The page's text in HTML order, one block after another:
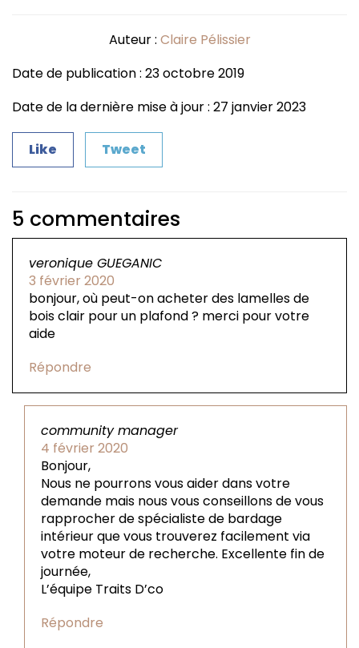
Auteur : Claire Pélissier
Date de publication : 23 octobre 2019
Date de la dernière mise à jour : 27 janvier 2023
Like Tweet
5 commentaires
veronique GUEGANIC
3 février 2020
bonjour, où peut-on acheter des lamelles de
bois clair pour un plafond ? merci pour votre
aide
Répondre
community manager
4 février 2020
Bonjour,
Nous ne pourrons vous aider dans votre
demande mais nous vous conseillons de vous
rapprocher de spécialiste de bardage
intérieur que vous trouverez facilement via
votre moteur de recherche. Excellente fin de
journée,
L’équipe Traits D’co
Répondre